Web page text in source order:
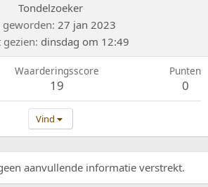
Tondelzoeker
geworden 27 jan 2023
gezien dinsdag om 12:49
Waarderingsscore
19
Punten
0
Vind
aanvullende informatie verstrekt.